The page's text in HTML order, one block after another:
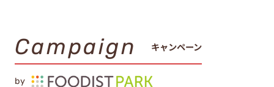
Campaign キャンペーン
by